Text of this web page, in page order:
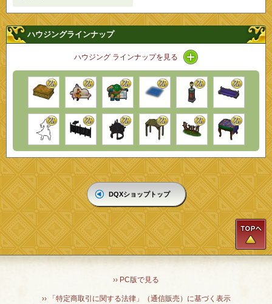
ハウジングラインナップ
ハウジング ラインナップを見る アイコン / ラインナ
DQXショップトップ
›› PC版で見る
›› 「特定商取引に関する法律」（通信販売）に基づく表示